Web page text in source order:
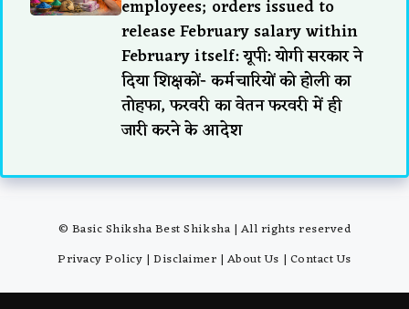
employees; orders issued to
release February salary within
February itself: यूपी: योगी सरकार ने
दिया शिक्षकों- कर्मचारियों को होली का
तोहफा, फरवरी का वेतन फरवरी में ही
जारी करने के आदेश
© Basic Shiksha Best Shiksha | All rights reserved
Privacy Policy |Disclaimer | About Us | Contact Us